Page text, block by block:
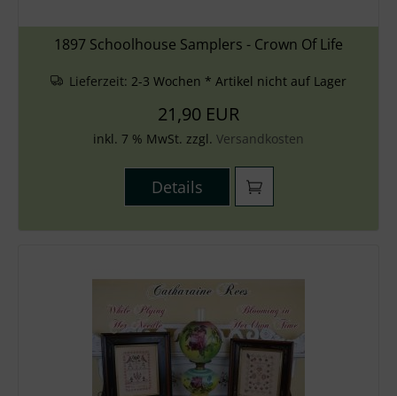
1897 Schoolhouse Samplers - Crown Of Life
Lieferzeit: 2-3 Wochen * Artikel nicht auf Lager
21,90 EUR
inkl. 7 % MwSt. zzgl. Versandkosten
Details